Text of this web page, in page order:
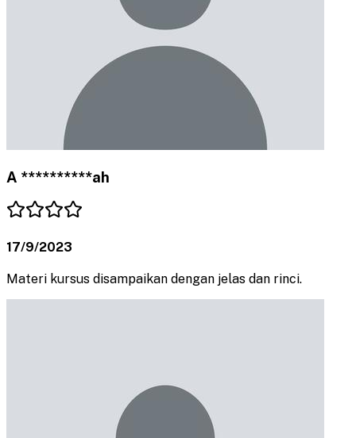
A **********ah
17/9/2023
Materi kursus disampaikan dengan jelas dan rinci.